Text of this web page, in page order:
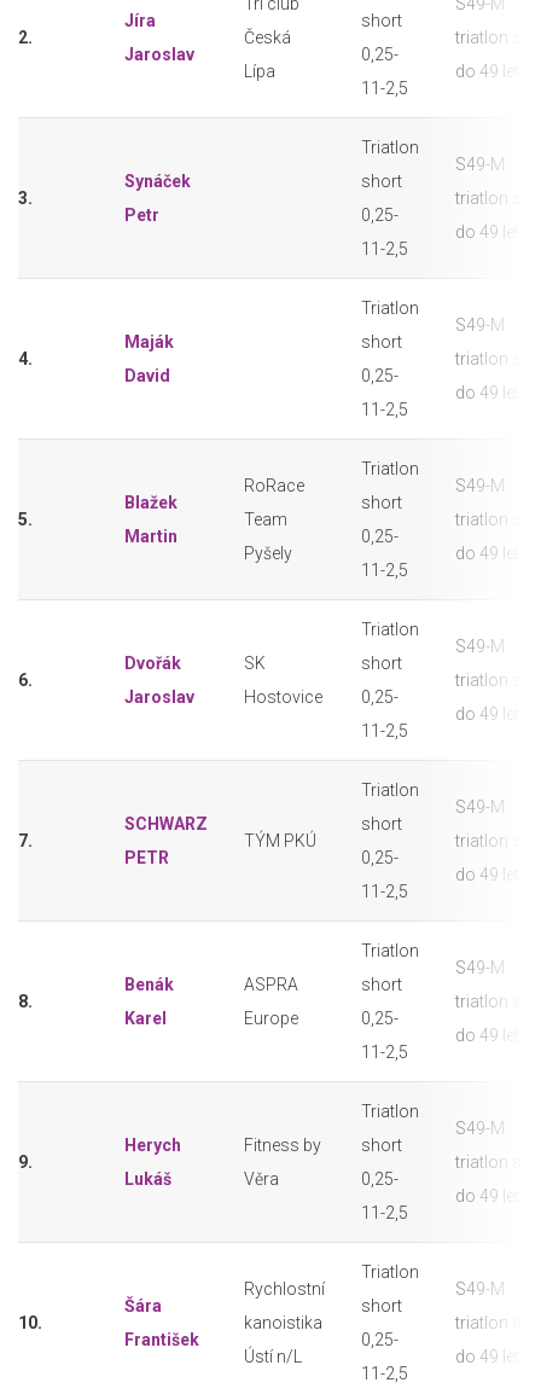
2.
Jíra
Jaroslav
Česká
Lípa
short
0,25-
11-2,5
triatlon
do 49 let
3.
Synáček
Petr
Triatlon
short
0,25-
11-2,5
S49-M
triatlon
do 49 let
4.
Maják
David
Triatlon
short
0,25-
11-2,5
S49-M
triatlon
do 49 let
5.
Blažek
Martin
RoRace
Team
Pyšely
Triatlon
short
0,25-
11-2,5
S49-M
triatlon
do 49 let
6.
Dvořák
Jaroslav
SK
Hostovice
Triatlon
short
0,25-
11-2,5
S49-M
triatlon
do 49 let
7.
SCHWARZ
PETR
TÝM PKÚ
Triatlon
short
0,25-
11-2,5
S49-M
triatlon
do 49 let
8.
Benák
Karel
ASPRA
Europe
Triatlon
short
0,25-
11-2,5
S49-M
triatlon
do 49 let
9.
Herych
Lukáš
Fitness by
Věra
Triatlon
short
0,25-
11-2,5
S49-M
triatlon
do 49 let
10.
Šára
František
Rychlostní
kanoistika
Ústí n/L
Triatlon
short
0,25-
11-2,5
S49-M
triatlon
do 49 let